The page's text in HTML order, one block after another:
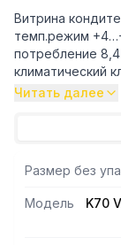
Витрина
темп.режим
потребление
климатический
управления.
Читать далее
Размер без
Модель
K70